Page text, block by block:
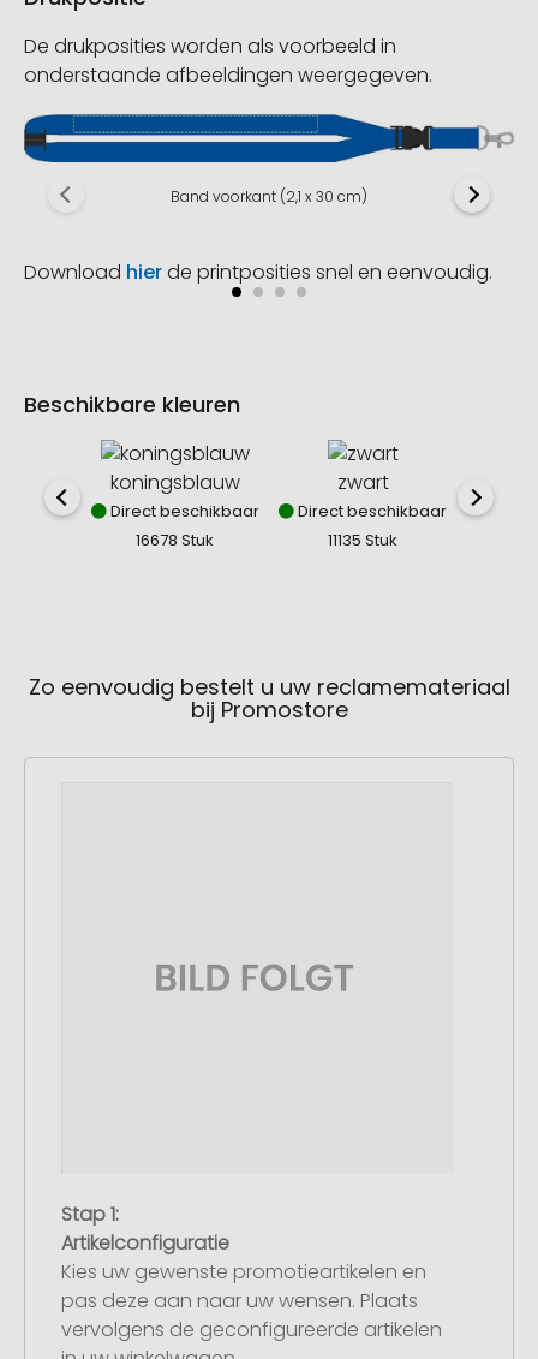
De drukposities worden als voorbeeld in
onderstaande afbeeldingen weergegeven.
Band voorkant (2,1 x 30 cm)
Download hierde printposities snel en eenvoudig.
Beschikbare kleuren
koningsblauw
Direct beschikbaar
16678 Stuk
zwart
Direct beschikbaar
11135 Stuk
Direct
Zo eenvoudig bestelt u uw reclamemateriaal
bij Promostore
Stap 1:
Artikelconfiguratie
Kies uw gewenste promotieartikelen en
pas deze aan naar uw wensen. Plaats
vervolgens de geconfigureerde artikelen